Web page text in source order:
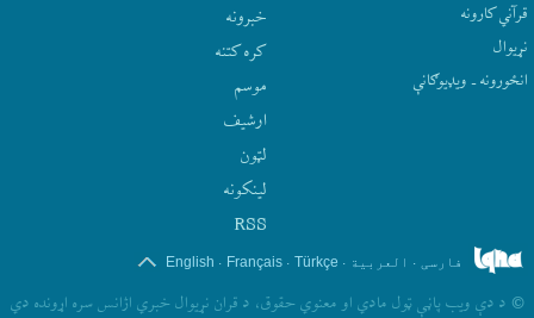
قرآني کارونه
نړيوال
انځورونه ـ ویډیوګانې
‫خبرونه
کره کتنه
موسم
ارشيف
لټون
لينکونه
RSS
فارسی . العربیة .
Türkçe
.
Français
.
English
© د دې ويب پاڼې ټول مادي او معنوي حقوق، د قران نړيوال خبري اژانس سره اړونده دي